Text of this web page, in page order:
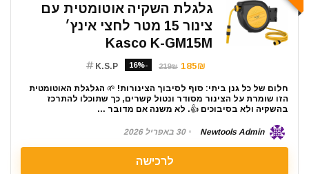
גלגלת השקיה אוטומטית עם
צינור 15 מטר לחצי אינץ׳
Kasco K-GM15M
185₪
219₪
-16%
K.S.P
חלום של כל גנן ביתי: סוף לסיבוך הצינורות! 🌱 הגלגלת האוטומטית
הזו שומרת על הצינור מסודר ונטול קשרים, כך שתוכלו להתרכז
בהשקיה ולא בסיבוכים 👍. לא משנה אם מדובר ...
Newtools Admin 30 באפריל 2026
לרכישה